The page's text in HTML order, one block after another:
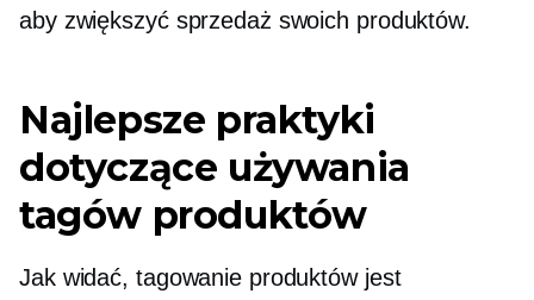
aby zwiększyć sprzedaż swoich produktów.
Najlepsze praktyki
dotyczące używania
tagów produktów
Jak widać, tagowanie produktów jest